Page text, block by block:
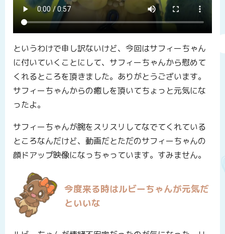
というわけで申し訳ないけど、今回はサフィーちゃん
に付いていくことにして、サフィーちゃんから慰めて
くれるところを頂きました。ありがとうございます。
サフィーちゃんからの癒しを頂いてちょっと元気にな
ったよ。
サフィーちゃんが腕をスリスリしてなでてくれている
ところなんだけど、動画だとただのサフィーちゃんの
顔ドアップ映像になっちゃっています。すみません。
今度来る時はルビーちゃんが元気だ
といいな